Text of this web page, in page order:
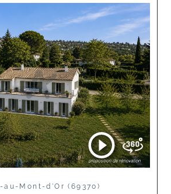
au-Mont-d'Or (69370)